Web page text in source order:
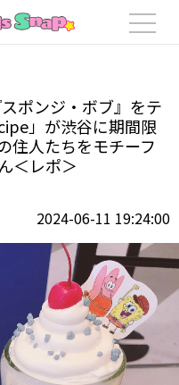
気アニメ『スポンジ・ボブ』
ポンジ・ボブ』をテ
」が渋谷に期間限
住人たちをモチーフ
＜レポ＞
2024-06-11 19:24:00